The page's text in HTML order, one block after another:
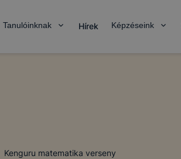
Tanulóinknak Hírek Képzéseink
Kenguru matematika verseny